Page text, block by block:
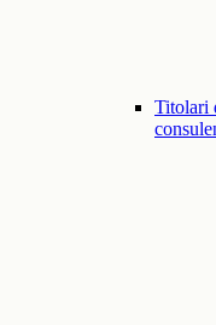
Titolari